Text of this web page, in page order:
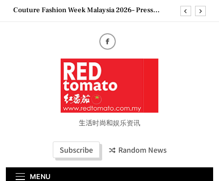
SkipCouture Fashion Week Malaysia 2026– Press
妈妈提供分享剖腹产复原历程的空间
2026 全国房地产大奖创历史纪录 见证马来西亚房
地产经纪行业蓬勃发展
Epson reinvents affordable printing with next-
generation EcoTank Series
Couture Fashion Week Malaysia 2026– Press
“See Her Heal – 1,000 Untold Stories” 为马来西亚
妈妈提供分享剖腹产复原历程的空间
地产经纪行业蓬勃发展
生活时尚和娱乐资讯
Subscribe Random News
MENU